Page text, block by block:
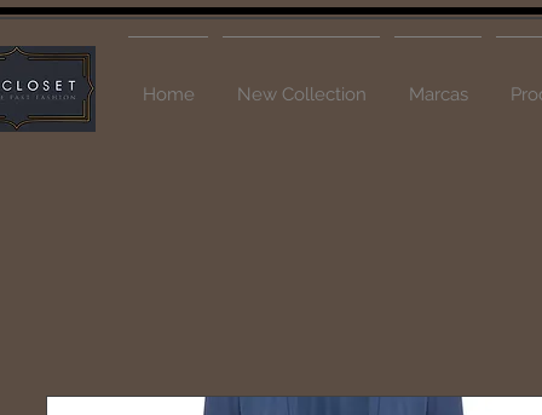
Home New Collection Marcas